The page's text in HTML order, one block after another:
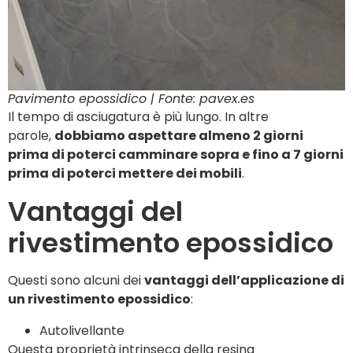
Pavimento epossidico | Fonte: pavex.es
Il tempo di asciugatura è più lungo. In altre
parole, dobbiamo aspettare almeno 2 giorni
prima di poterci camminare sopra e fino a 7 giorni
prima di poterci mettere dei mobili.
Vantaggi del
rivestimento epossidico
Questi sono alcuni deivantaggi dell’applicazione di
un rivestimento epossidico:
Autolivellante